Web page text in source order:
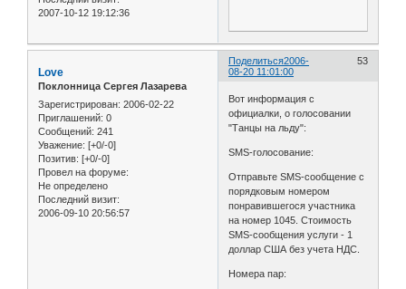
2007-10-12 19:12:36
Поделиться 53
2006-
08-20 11:01:00
Love
Поклонница Сергея Лазарева
Зарегистрирован: 2006-02-22
Приглашений: 0
Сообщений: 241
Уважение: [+0/-0]
Позитив: [+0/-0]
Провел на форуме:
Не определено
Последний визит:
2006-09-10 20:56:57
Вот информация с
официалки, о голосовании
"Танцы на льду":
SMS-голосование:
Отправьте SMS-сообщение с
порядковым номером
понравившегося участника
на номер 1045. Стоимость
SMS-сообщения услуги - 1
доллар США без учета НДС.
Номера пар: